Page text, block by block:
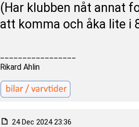
(Har klubben nåt annat
att komma och åka lite i
Rikard Ahlin
24 Dec 2024 23:36